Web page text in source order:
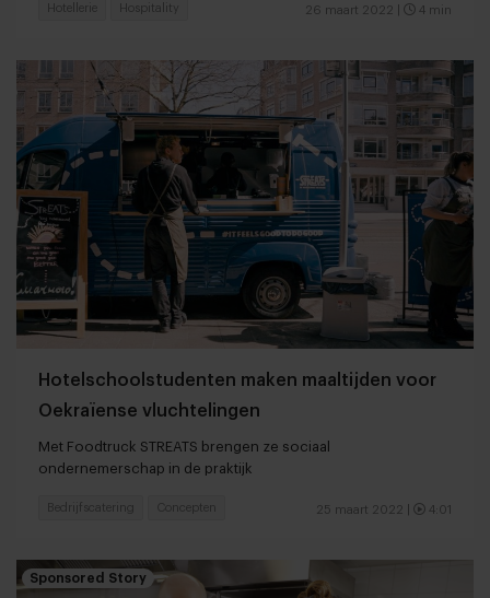
26 maart 2022 4 min
Hotellerie Hospitality
Hotelschoolstudenten maken maaltijden voor
Oekraïense vluchtelingen
Met Foodtruck STREATS brengen ze sociaal
ondernemerschap in de praktijk
25 maart 2022 4:01
Bedrijfscatering Concepten
Sponsored Story